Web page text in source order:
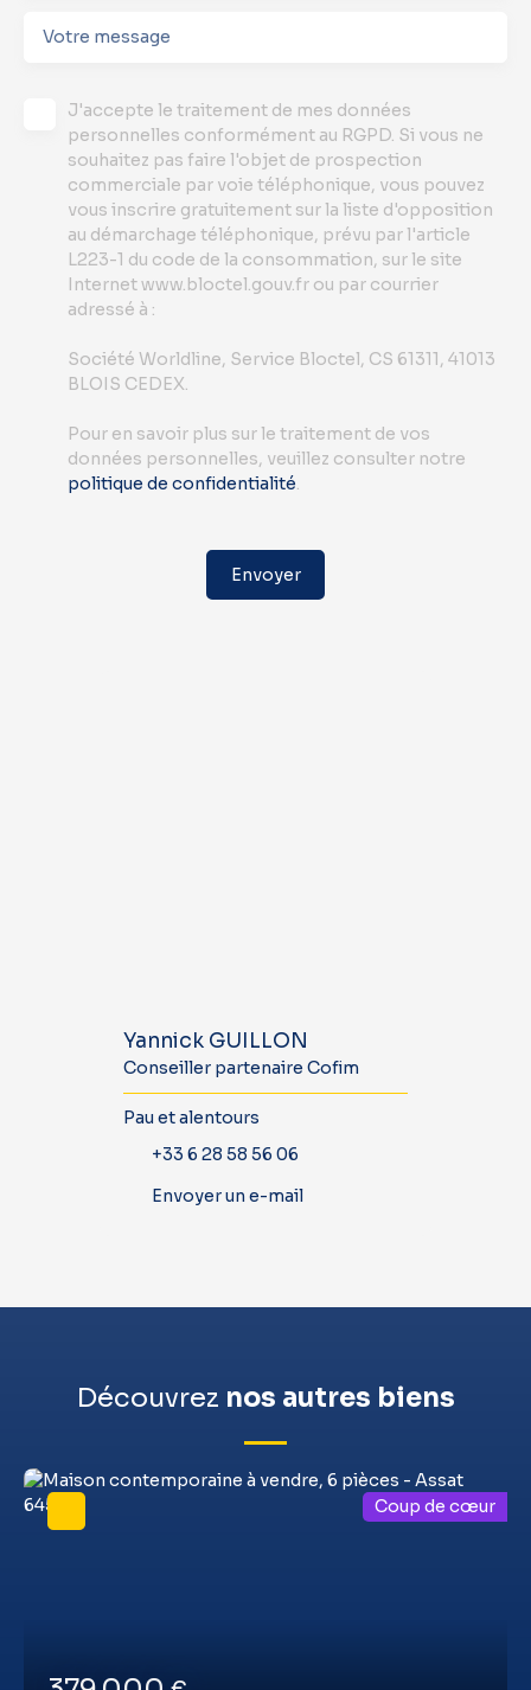
Votre message
J'accepte le traitement de mes données
personnelles conformément au RGPD. Si vous ne
souhaitez pas faire l'objet de prospection
commerciale par voie téléphonique, vous pouvez
vous inscrire gratuitement sur la liste d'opposition
au démarchage téléphonique, prévu par l'article
L223-1 du code de la consommation, sur le site
Internet www.bloctel.gouv.fr ou par courrier
adressé à :
Société Worldline, Service Bloctel, CS 61311, 41013
BLOIS CEDEX.
Pour en savoir plus sur le traitement de vos
données personnelles, veuillez consulter notre
politique de confidentialité.
Envoyer
Yannick GUILLON
Conseiller partenaire Cofim
Pau et alentours
+33 6 28 58 56 06
Envoyer un e-mail
Découvrez nos autres biens
Coup de cœur